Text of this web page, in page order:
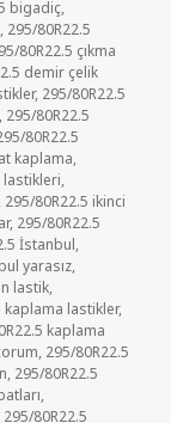
bigadiç,
, 295/80R22.5
80R22.5 çıkma
demir çelik
, 295/80R22.5
, 295/80R22.5
80R22.5
kaplama,
lastikleri,
, 295/80R22.5 ikinci
, 295/80R22.5
İstanbul,
yarasız,
lastik,
kaplama lastikler,
kaplama
, 295/80R22.5
, 295/80R22.5
,
295/80R22.5